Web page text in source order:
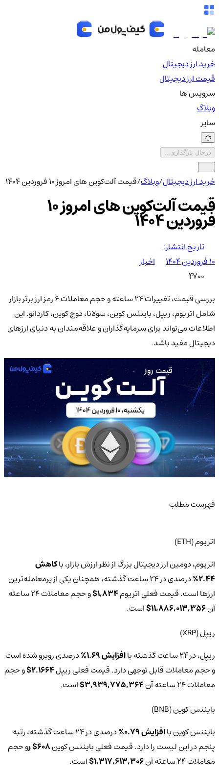
معامله
خرید ارز دیجیتال
قیمت ارز دیجیتال
سرویس ها
وبلاگ
سایر
درحال بارگذاری...
خرید ارز دیجیتال/وبلاگ/قیمت آلت‌کوین های امروز ۱۰ فروردین ۱۴۰۴
قیمت آلت‌کوین های امروز ۱۰
فروردین ۱۴۰۴
تاریخ انتشار:
۱۰ فروردین ۱۴۰۴
اخبار
4700
بررسی قیمت، تغییرات 24 ساعته و حجم معاملات 6 رمز ارز برتر بازار
شامل اتریوم، ریپل، بایننس کوین، سولانا، دوج‌ کوین، کاردانو. این
اطلاعات می‌تواند برای سرمایه‌گذاران و علاقه‌مندان به دنیای ارزهای
دیجیتال مفید باشد.
فهرست مطلب
اتریوم (ETH)
اتریوم، دومین ارز دیجیتال بزرگ از نظر ارزش بازار، باکاهش
2.44%
درصدی در 24 ساعت گذشته، همچنان یکی از پرمعامله‌ترین
ارزها است. قیمت فعلی اتریوم1,834$
و حجم معاملات 24 ساعته
آن11,886,013,356$ است.
ریپل (XRP)
ریپل، در 24 ساعت گذشته با
افزایش 1.69%
درصدی روبرو شده است
و حجم معاملات قابل توجهی دارد. قیمت فعلی ریپل2.1664$ و حجم
معاملات 24 ساعته آن
3,939,775,364$ است.
بایننس کوین (BNB)
بایننس کوین باافزایش 0.79%
درصدی در 24 ساعت گذشته، رتبه
پنجم در این لیست را دارد.‌ قیمت فعلی بایننس کوین608$ ر
و حجم
معاملات 24 ساعته آن
1,317,613,306$ است.